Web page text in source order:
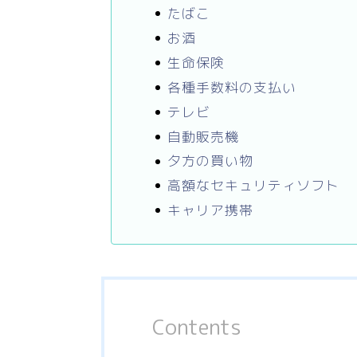
たばこ
お酒
生命保険
各種手数料の支払い
テレビ
自動販売機
夕方の買い物
高額なセキュリティソフト
キャリア携帯
Contents